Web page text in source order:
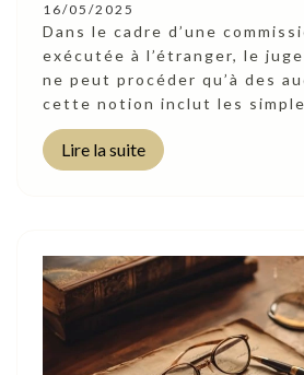
16/05/2025
Dans le cadre d’une
exécutée à l’étranger, le
ne peut procéder qu’à des
cette notion inclut les
Lire la suite